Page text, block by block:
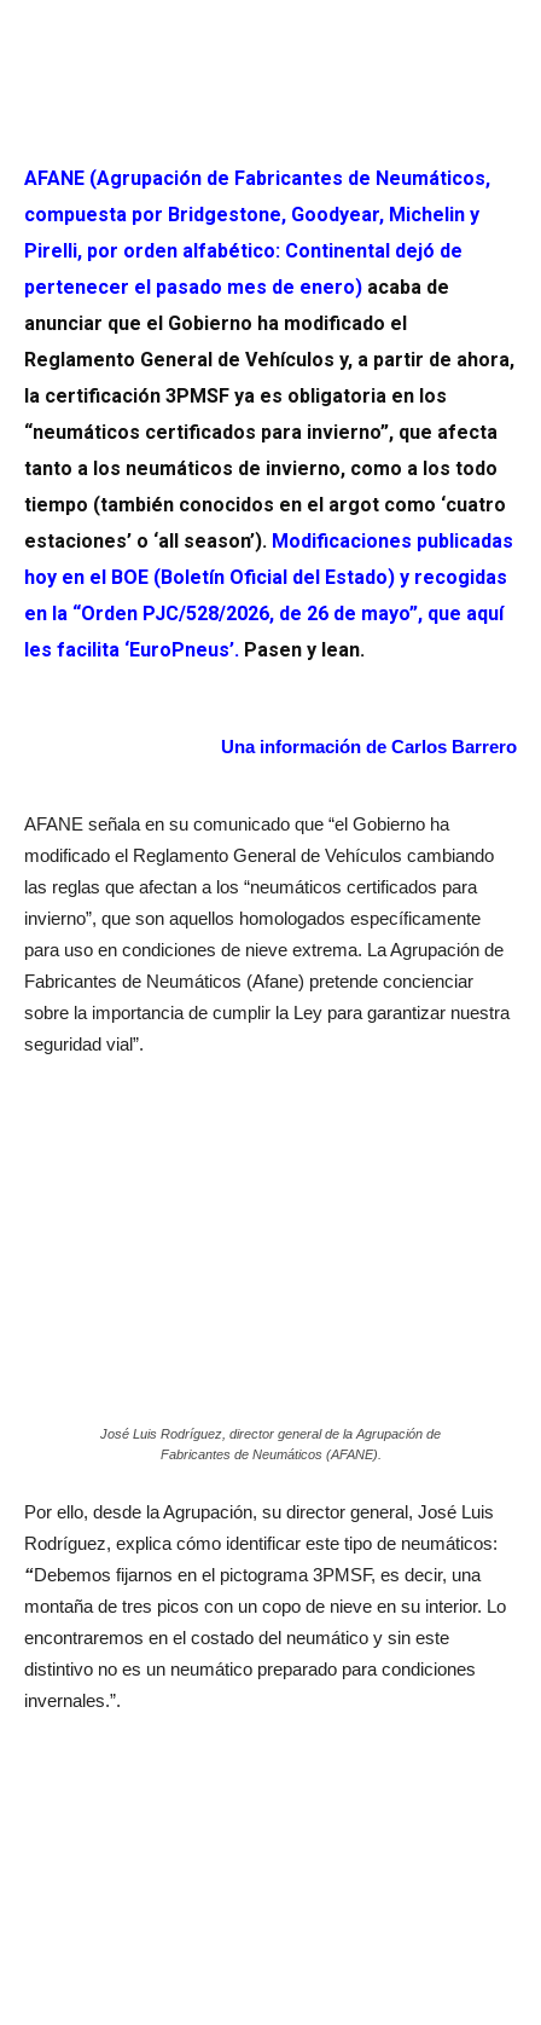
AFANE (Agrupación de Fabricantes de Neumáticos,
compuesta por Bridgestone, Goodyear, Michelin y
Pirelli, por orden alfabético: Continental dejó de
pertenecer el pasado mes de enero) acaba de
anunciar que el Gobierno ha modificado el
Reglamento General de Vehículos y, a partir de ahora,
la certificación 3PMSF ya es obligatoria en los
“neumáticos certificados para invierno”, que afecta
tanto a los neumáticos de invierno, como a los todo
tiempo (también conocidos en el argot como ‘cuatro
estaciones’ o ‘all season’). Modificaciones publicadas
hoy en el BOE (Boletín Oficial del Estado) y recogidas
en la “Orden PJC/528/2026, de 26 de mayo”, que aquí
les facilita ‘EuroPneus’. Pasen y lean.
Una información de Carlos Barrero
AFANE señala en su comunicado que “el Gobierno ha
modificado el Reglamento General de Vehículos cambiando
las reglas que afectan a los “neumáticos certificados para
invierno”, que son aquellos homologados específicamente
para uso en condiciones de nieve extrema. La Agrupación de
Fabricantes de Neumáticos (Afane) pretende concienciar
sobre la importancia de cumplir la Ley para garantizar nuestra
seguridad vial”.
José Luis Rodríguez, director general de la Agrupación de
Fabricantes de Neumáticos (AFANE).
Por ello, desde la Agrupación, su director general, José Luis
Rodríguez, explica cómo identificar este tipo de neumáticos:
“Debemos fijarnos en el pictograma 3PMSF, es decir, una
montaña de tres picos con un copo de nieve en su interior. Lo
encontraremos en el costado del neumático y sin este
distintivo no es un neumático preparado para condiciones
invernales.”.